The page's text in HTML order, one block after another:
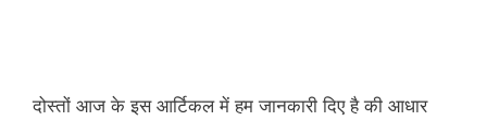
दोस्तों आज के इस आर्टिकल में हम जानकारी दिए है की आधार